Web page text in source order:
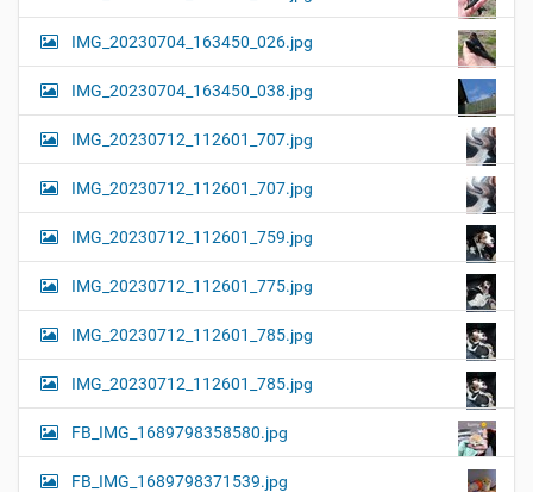
IMG_20230704_163450_026.jpg
IMG_20230704_163450_038.jpg
IMG_20230712_112601_707.jpg
IMG_20230712_112601_707.jpg
IMG_20230712_112601_759.jpg
IMG_20230712_112601_775.jpg
IMG_20230712_112601_785.jpg
IMG_20230712_112601_785.jpg
FB_IMG_1689798358580.jpg
FB_IMG_1689798371539.jpg